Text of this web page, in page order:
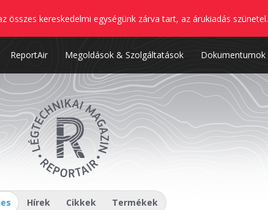
összes kereskedelmi egységünk zárva tart, az árukiadás szünetel.
ReportAir Megoldások & Szolgáltatások Dokumentumok
Hírek Cikkek Termékek